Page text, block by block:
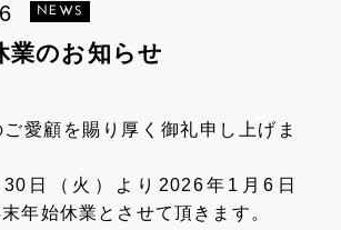
NEWS
業のお知らせ
愛顧を賜り厚く御礼申し上げま
日（火）より2026年1月6日
末年始休業とさせて頂きます。